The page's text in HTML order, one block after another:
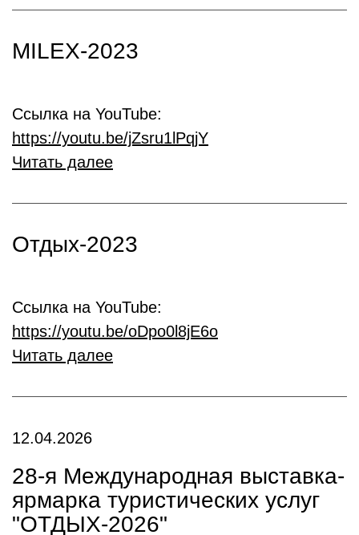
MILEX-2023
Ссылка на YouTube:
https://youtu.be/jZsru1lPqjY
Читать далее
Отдых-2023
Ссылка на YouTube:
https://youtu.be/oDpo0l8jE6o
Читать далее
12.04.2026
28-я Международная выставка-
ярмарка туристических услуг
"ОТДЫХ-2026"